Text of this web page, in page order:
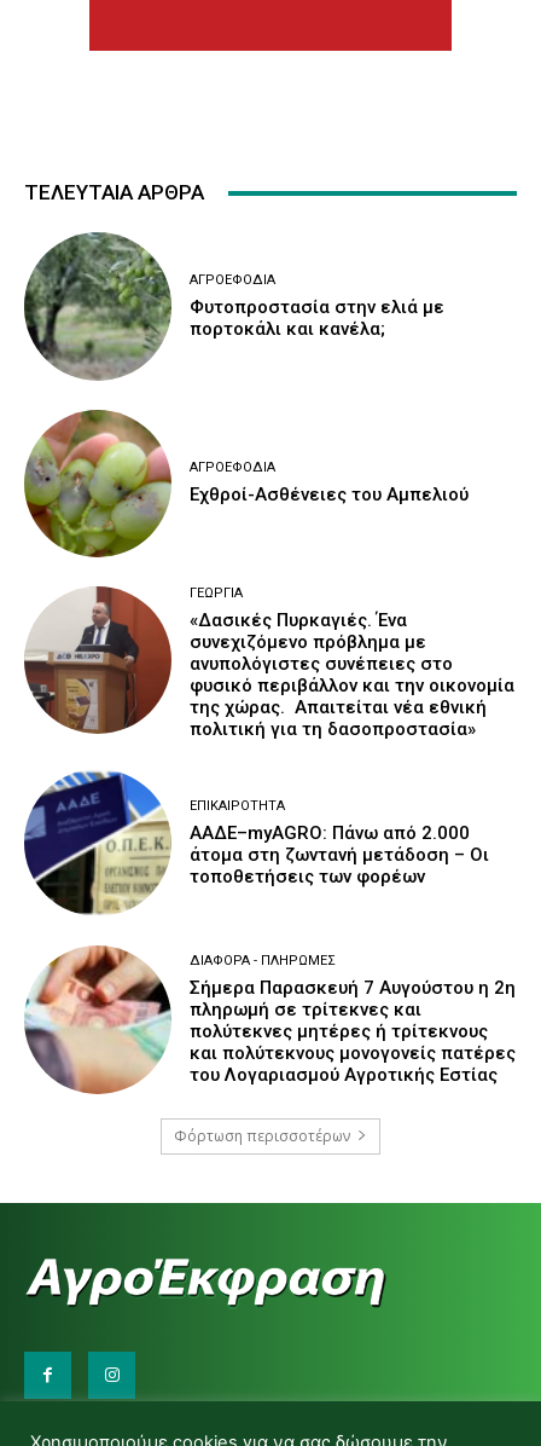
ΤΕΛΕΥΤΑΙΑ ΑΡΘΡΑ
ΑΓΡΟΕΦΌΔΙΑ
Φυτοπροστασία στην ελιά με
πορτοκάλι και κανέλα;
ΑΓΡΟΕΦΌΔΙΑ
Εχθροί-Ασθένειες του Αμπελιού
ΓΕΩΡΓΊΑ
«Δασικές Πυρκαγιές. Ένα
συνεχιζόμενο πρόβλημα με
ανυπολόγιστες συνέπειες στο
φυσικό περιβάλλον και την οικονομία
της χώρας. Απαιτείται νέα εθνική
πολιτική για τη δασοπροστασία»
ΕΠΙΚΑΙΡΌΤΗΤΑ
ΑΑΔΕ–myAGRO: Πάνω από 2.000
άτομα στη ζωντανή μετάδοση – Οι
τοποθετήσεις των φορέων
ΔΙΆΦΟΡΑ - ΠΛΗΡΩΜΈΣ
Σήμερα Παρασκευή 7 Αυγούστου η 2η
πληρωμή σε τρίτεκνες και
πολύτεκνες μητέρες ή τρίτεκνους
και πολύτεκνους μονογονείς πατέρες
του Λογαριασμού Αγροτικής Εστίας
Φόρτωση περισσοτέρων